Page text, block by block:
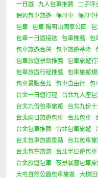
一日遊 九人包車推薦 二子坪
保姆包車旅遊
保母車 保母車
包車
包車 陽明山國家公園
包車一日遊接送
包車推薦 包
包車旅遊台灣
包車旅遊基隆
包車旅遊景點推薦
包車旅遊行
包車旅遊行程推薦
包車旅遊規
包車景點台北
包車自由行 包
台北一日遊行程
台北九人座
台北九份包車旅遊
台北九份
台北兩日旅遊包車
台北包車
台北包車推薦
台北包車旅遊
台北包車旅遊景點
台北包車
台北包车旅游
台北半日遊包車
台北旅遊包車
夜景餐廳包車
大屯自然公園包車旅遊
大梯